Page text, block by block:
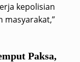
kepolisian
masyarakat,”
Paksa,